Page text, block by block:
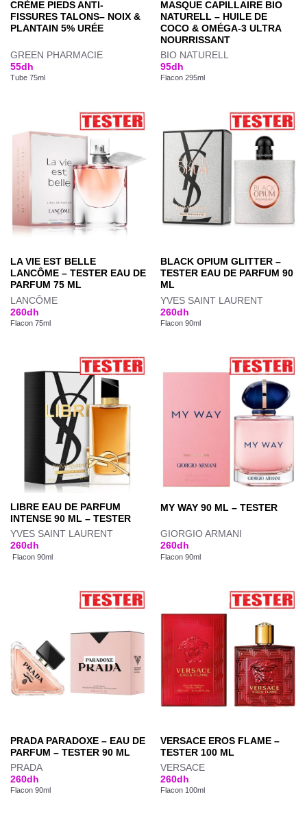
CRÈME PIEDS ANTI-
FISSURES TALONS– NOIX &
PLANTAIN 5% URÉE
GREEN PHARMACIE
55dh
Tube 75ml
MASQUE CAPILLAIRE BIO
NATURELL – HUILE DE
COCO & OMÉGA-3 ULTRA
NOURRISSANT
BIO NATURELL
95dh
Flacon 295ml
LA VIE EST BELLE
LANCÔME – TESTER EAU DE
PARFUM 75 ML
LANCÔME
260dh
Flacon 75ml
BLACK OPIUM GLITTER –
TESTER EAU DE PARFUM 90
ML
YVES SAINT LAURENT
260dh
Flacon 90ml
LIBRE EAU DE PARFUM
INTENSE 90 ML – TESTER
YVES SAINT LAURENT
260dh
Flacon 90ml
MY WAY 90 ML – TESTER
GIORGIO ARMANI
260dh
Flacon 90ml
PRADA PARADOXE – EAU DE
PARFUM – TESTER 90 ML
PRADA
260dh
Flacon 90ml
VERSACE EROS FLAME –
TESTER 100 ML
VERSACE
260dh
Flacon 100ml